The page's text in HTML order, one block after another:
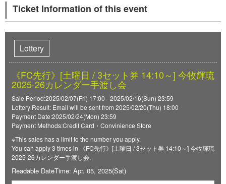
Ticket Information of this event
Lottery
《FC先行》[土曜日 / 3セット券 14:10～] 今牧輝琉
2025-26カレンダー手渡し会
Sale Period:2025/02/07(Fri) 17:00 - 2025/02/16(Sun) 23:59
Lottery Result: Email will be sent from 2025/02/20(Thu) 18:00
Payment Date:2025/02/24(Mon) 23:59
Payment Methods:Credit Card・Convinience Store
※This sales has a limit to the number you apply.
You can apply 3 times in 《FC先行》[土曜日 / 3セット券 14:10～] 今牧輝琉
2025-26カレンダー手渡し会.
Readable DateTime: Apr. 05, 2025(Sat)